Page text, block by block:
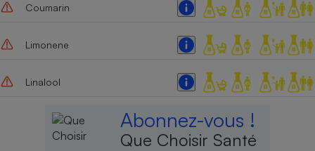
Coumarin
Limonene
Linalool
Abonnez-vous !
Que Choisir Santé